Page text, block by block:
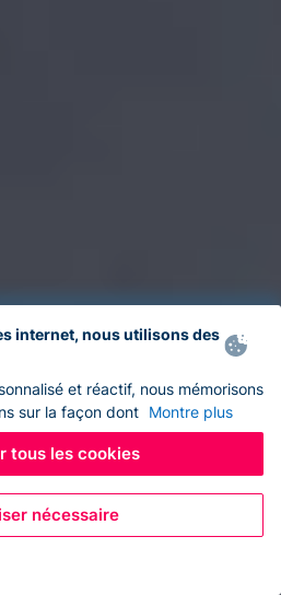
internet, nous utilisons des
et réactif, nous mémorisons
sur la façon dont Montre plus
tous les cookies
nécessaire